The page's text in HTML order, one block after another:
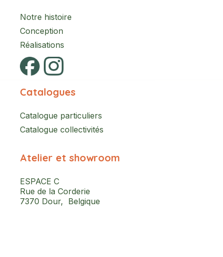
Notre histoire
Conception
Réalisations
Catalogues
Catalogue particuliers
Catalogue collectivités
Atelier et showroom
ESPACE C
Rue de la Corderie
7370 Dour, Belgique